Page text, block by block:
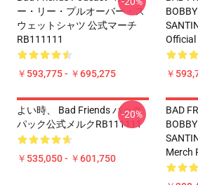
ー・リー・プルオーバー・ス
ウェットシャツ 公式マーチ
RB111111
￥593,775 - ￥695,275
Official
￥
よい時、 Bad Friends バック
パック公式メルクRB111111
￥535,050 - ￥601,750
-20%
BAD
Merch